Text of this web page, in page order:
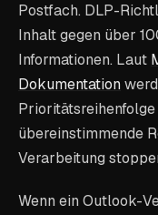
Postfach. DLP-
Inhalt gegen über
Informationen. Laut
Dokumentation
übereinstimmende
Verarbeitung
Wenn ein Outlook-